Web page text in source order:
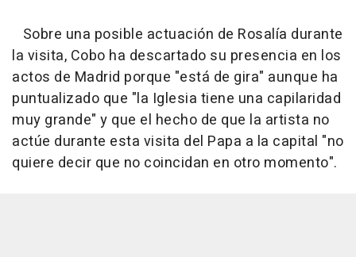
Sobre una posible actuación de Rosalía durante
la visita, Cobo ha descartado su presencia en los
actos de Madrid porque "está de gira" aunque ha
puntualizado que "la Iglesia tiene una capilaridad
muy grande" y que el hecho de que la artista no
actúe durante esta visita del Papa a la capital "no
quiere decir que no coincidan en otro momento".